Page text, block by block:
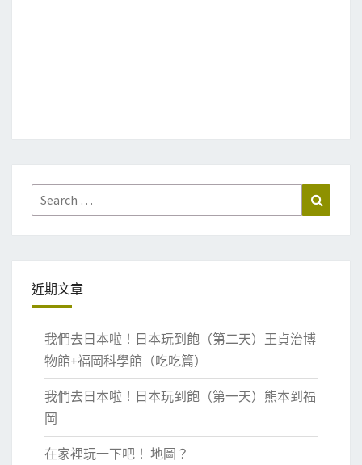
Search
for:
近期文章
我們去日本啦！日本玩到飽（第二天）王貞治博
物館+福岡科學館（吃吃篇）
我們去日本啦！日本玩到飽（第一天）熊本到福
岡
在家裡玩一下吧！ 地圖？